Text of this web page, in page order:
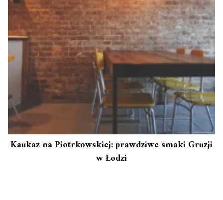
Kaukaz na Piotrkowskiej: prawdziwe smaki Gruzji
w Łodzi